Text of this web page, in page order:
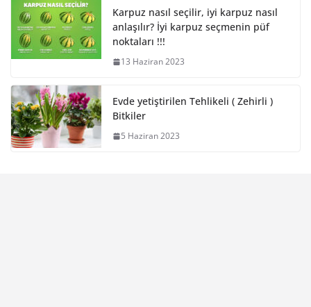
Karpuz nasıl seçilir, iyi karpuz nasıl
anlaşılır? İyi karpuz seçmenin püf
noktaları !!!
13 Haziran 2023
Evde yetiştirilen Tehlikeli ( Zehirli )
Bitkiler
5 Haziran 2023